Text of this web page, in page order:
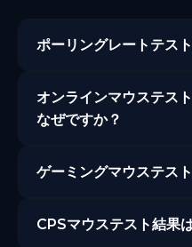
ポーリングレートテス
ウスの定格Hzに近いポー
ウスが正しく機能している
オンラインマウステス
なぜですか？
ー、ブラウザ処理を含む完
い読み取りはUSBポート
ます。
ゲーミングマウステス
ック一貫性、ポーリング
CPSマウステスト結果